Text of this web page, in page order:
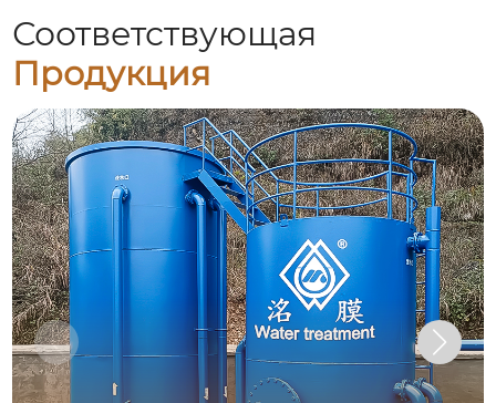
Соответствующая
Продукция